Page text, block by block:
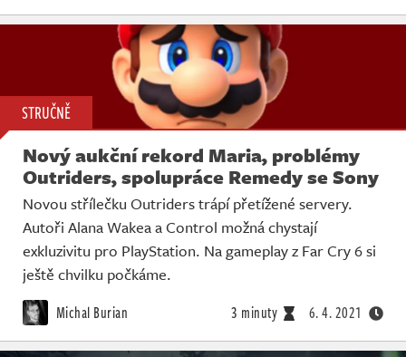
STRUČNĚ
Nový aukční rekord Maria, problémy
Outriders, spolupráce Remedy se Sony
Novou střílečku Outriders trápí přetížené servery.
Autoři Alana Wakea a Control možná chystají
exkluzivitu pro PlayStation. Na gameplay z Far Cry 6 si
ještě chvilku počkáme.
Michal Burian 3 minuty 6. 4. 2021